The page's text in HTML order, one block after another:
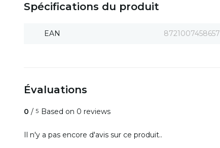
Spécifications du produit
EAN 8721007458657
Évaluations
0 / 5 Based on 0 reviews
Il n'y a pas encore d'avis sur ce produit..